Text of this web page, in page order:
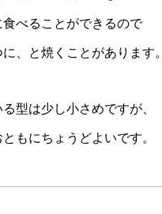
べることができるので
、と焼くことがあります。
型は少し小さめですが、
もにちょうどよいです。